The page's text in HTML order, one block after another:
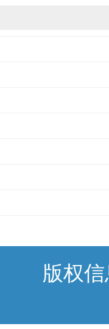
版权